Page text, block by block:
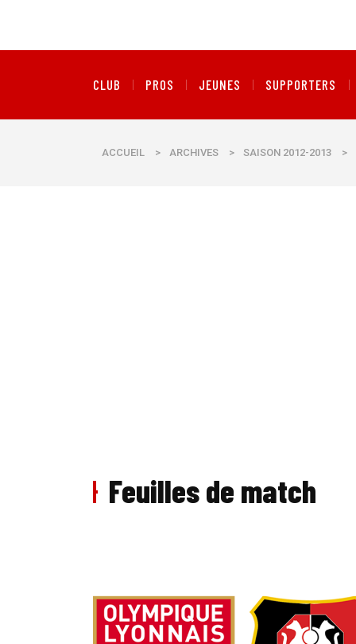
CLUB PROS JEUNES SUPPORTERS
ACCUEIL > ARCHIVES > SAISON 2012-2013 >
Feuilles de match